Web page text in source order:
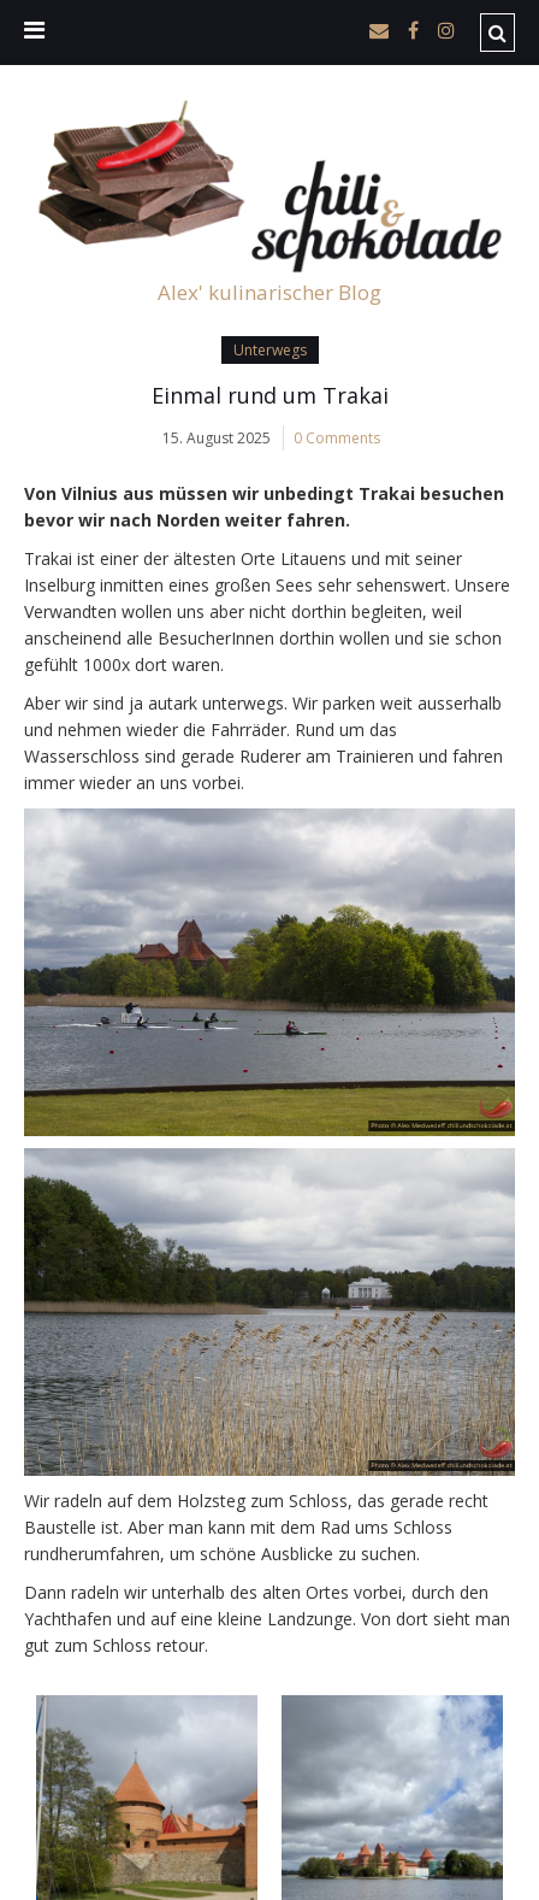
Alex' kulinarischer Blog
Unterwegs
Einmal rund um Trakai
15. August 2025 0 Comments
Von Vilnius aus müssen wir unbedingt Trakai besuchen
bevor wir nach Norden weiter fahren.
Trakai ist einer der ältesten Orte Litauens und mit seiner
Inselburg inmitten eines großen Sees sehr sehenswert. Unsere
Verwandten wollen uns aber nicht dorthin begleiten, weil
anscheinend alle BesucherInnen dorthin wollen und sie schon
gefühlt 1000x dort waren.
Aber wir sind ja autark unterwegs. Wir parken weit ausserhalb
und nehmen wieder die Fahrräder. Rund um das
Wasserschloss sind gerade Ruderer am Trainieren und fahren
immer wieder an uns vorbei.
Wir radeln auf dem Holzsteg zum Schloss, das gerade recht
Baustelle ist. Aber man kann mit dem Rad ums Schloss
rundherumfahren, um schöne Ausblicke zu suchen.
Dann radeln wir unterhalb des alten Ortes vorbei, durch den
Yachthafen und auf eine kleine Landzunge. Von dort sieht man
gut zum Schloss retour.